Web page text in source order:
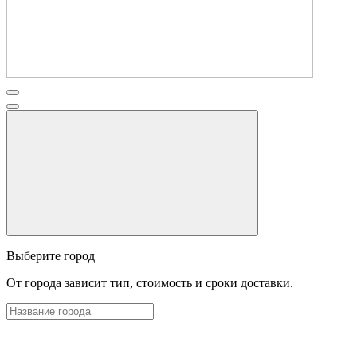
Выберите город
От города зависит тип, стоимость и сроки доставки.